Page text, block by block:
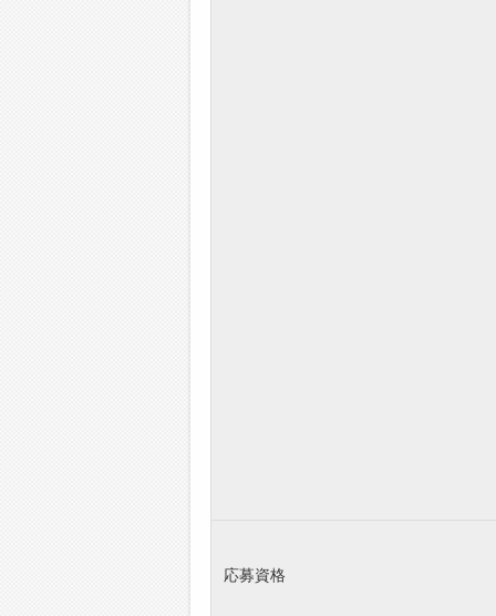
応募資格